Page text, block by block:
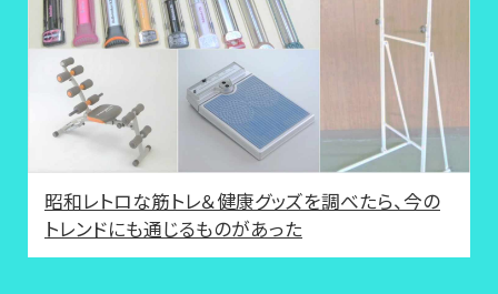
昭和レトロな筋トレ＆健康グッズを調べたら、今の
トレンドにも通じるものがあった